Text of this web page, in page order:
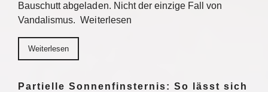
Bauschutt abgeladen. Nicht der einzige Fall von
Vandalismus. Weiterlesen
Weiterlesen
Partielle Sonnenfinsternis: So lässt sich